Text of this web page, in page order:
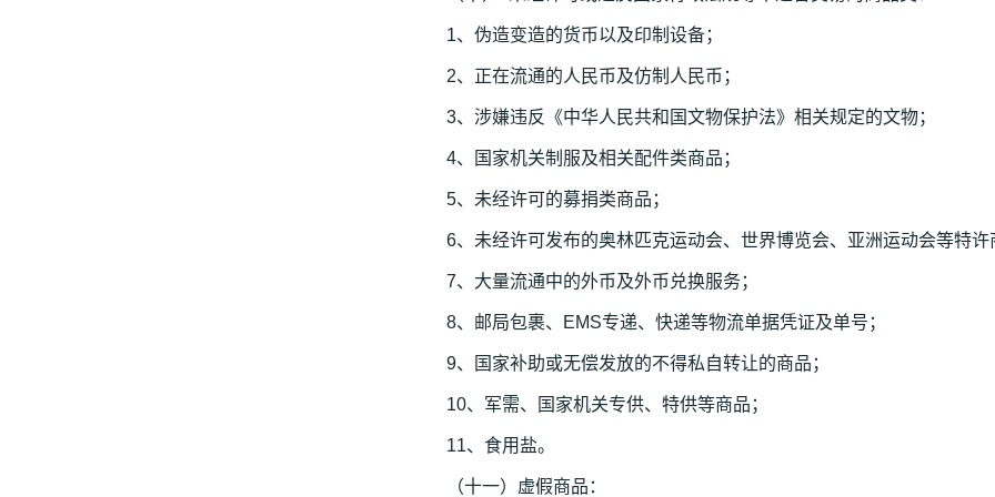
1、伪造变造的货币以及印制设备；
2、正在流通的人民币及仿制人民币；
3、涉嫌违反《中华人民共和国文物保护法》相关规定的文物；
4、国家机关制服及相关配件类商品；
5、未经许可的募捐类商品；
6、未经许可发布的奥林匹克运动会、世界博览会、亚洲运动会等特许
7、大量流通中的外币及外币兑换服务；
8、邮局包裹、EMS专递、快递等物流单据凭证及单号；
9、国家补助或无偿发放的不得私自转让的商品；
10、军需、国家机关专供、特供等商品；
11、食用盐。
（十一）虚假商品：